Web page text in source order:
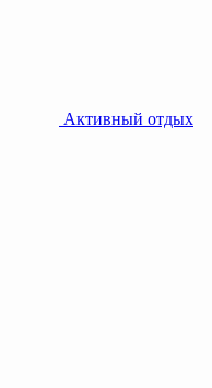
Активный отдых